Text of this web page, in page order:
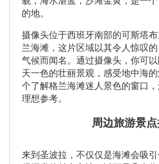
的地。
摄像头位于西班牙南部的可斯塔
兰海滩，这片区域以其令人惊叹
气候而闻名。通过摄像头，你可
天一色的壮丽景观，感受地中海
个了解格兰海滩迷人景色的窗口
理想参考。
周边旅游景
来到圣波拉，不仅仅是海滩会吸